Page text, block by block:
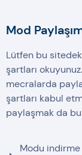
Mod
Lütfen bu
şartları
mecralarda
şartları kabul
paylaşmak da
Modu indirme